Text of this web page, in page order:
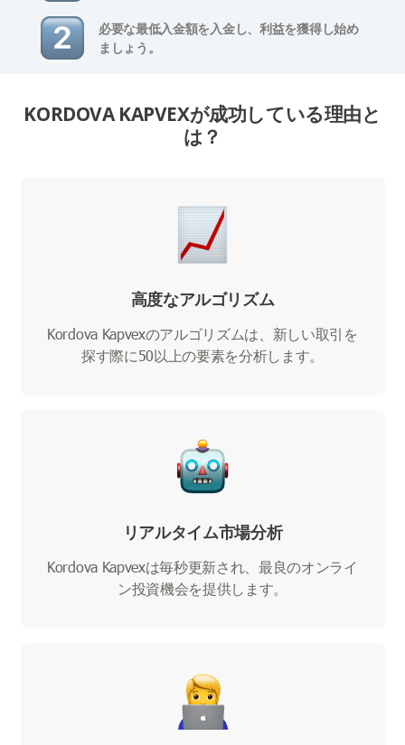
必要な最低入金額を入金し、利益を獲得し始め
ましょう。
KORDOVA KAPVEXが成功している理由と
は？
高度なアルゴリズム
Kordova Kapvexのアルゴリズムは、新しい取引を
探す際に50以上の要素を分析します。
リアルタイム市場分析
Kordova Kapvexは毎秒更新され、最良のオンライ
ン投資機会を提供します。